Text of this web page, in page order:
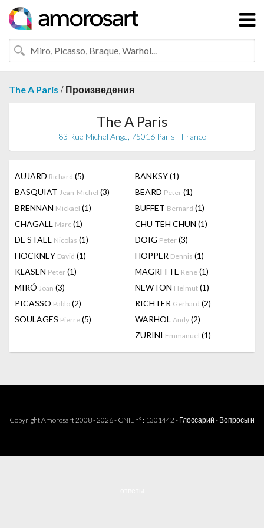
The A Paris / Произведения
The A Paris
83 Rue Michel Ange, 75016 Paris - France
AUJARD Richard (5) BANKSY(1)
BASQUIAT Jean-Michel (3) BEARD Peter (1)
BRENNAN Mickael (1) BUFFET Bernard (1)
CHAGALL Marc (1) CHU TEH CHUN (1)
DE STAEL Nicolas (1) DOIG Peter (3)
HOCKNEY David (1) HOPPER Dennis (1)
KLASEN Peter (1) MAGRITTE Rene (1)
MIRÓ Joan (3) NEWTON Helmut (1)
PICASSO Pablo (2) RICHTER Gerhard (2)
SOULAGES Pierre (5) WARHOL Andy (2)
ZURINI Emmanuel (1)
Copyright Amorosart 2008 - 2026 - CNIL n° : 1301442 - Глоссарий - Вопросы и